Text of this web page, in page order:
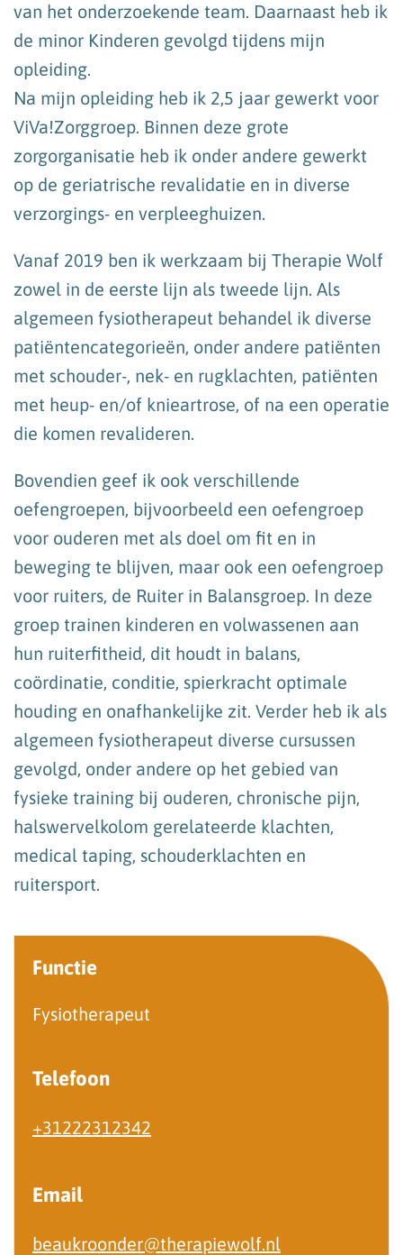
van het onderzoekende team. Daarnaast heb ik
de minor Kinderen gevolgd tijdens mijn
opleiding.
Na mijn opleiding heb ik 2,5 jaar gewerkt voor
ViVa!Zorggroep. Binnen deze grote
zorgorganisatie heb ik onder andere gewerkt
op de geriatrische revalidatie en in diverse
verzorgings- en verpleeghuizen.
Vanaf 2019 ben ik werkzaam bij Therapie Wolf
zowel in de eerste lijn als tweede lijn. Als
algemeen fysiotherapeut behandel ik diverse
patiëntencategorieën, onder andere patiënten
met schouder-, nek- en rugklachten, patiënten
met heup- en/of knieartrose, of na een operatie
die komen revalideren.
Bovendien geef ik ook verschillende
oefengroepen, bijvoorbeeld een oefengroep
voor ouderen met als doel om fit en in
beweging te blijven, maar ook een oefengroep
voor ruiters, de Ruiter in Balansgroep. In deze
groep trainen kinderen en volwassenen aan
hun ruiterfitheid, dit houdt in balans,
coördinatie, conditie, spierkracht optimale
houding en onafhankelijke zit. Verder heb ik als
algemeen fysiotherapeut diverse cursussen
gevolgd, onder andere op het gebied van
fysieke training bij ouderen, chronische pijn,
halswervelkolom gerelateerde klachten,
medical taping, schouderklachten en
ruitersport.
Functie
Fysiotherapeut
Telefoon
+31222312342
Email
beaukroonder@therapiewolf.nl